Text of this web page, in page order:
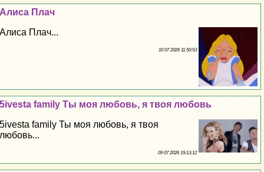
Алиса Плач
Алиса Плач...
10 07 2026 11:50:53
5ivesta family Ты моя любовь, я твоя любовь
5ivesta family Ты моя любовь, я твоя
любовь...
09 07 2026 19:13:12